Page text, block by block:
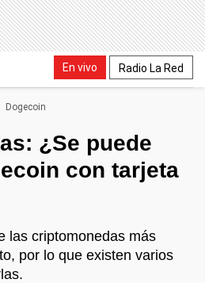
En vivo Radio La Red
Dogecoin
¿Se puede
con tarjeta
las criptomonedas más
por lo que existen varios